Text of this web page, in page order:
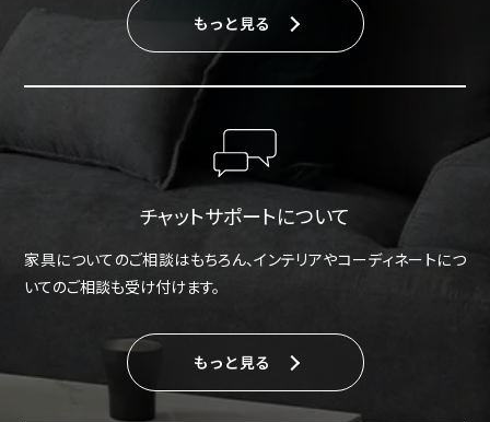
もっと見る
チャットサポートについて
家具についてのご相談はもちろん、インテリアやコーディネートにつ
いてのご相談も受け付けます。
もっと見る